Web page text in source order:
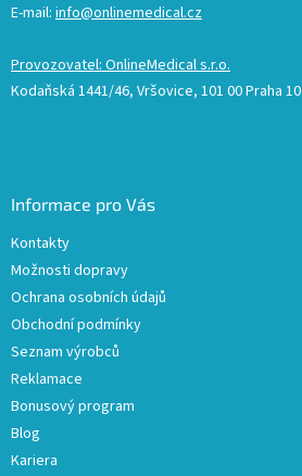
E-mail: info@onlinemedical.cz
Provozovatel: OnlineMedical s.r.o.
Kodaňská 1441/46, Vršovice, 101 00 Praha 10
Informace pro Vás
Kontakty
Možnosti dopravy
Ochrana osobních údajů
Obchodní podmínky
Seznam výrobců
Reklamace
Bonusový program
Blog
Kariera